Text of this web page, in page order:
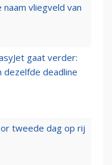
vliegveld van
gaat verder:
deadline
tweede dag op rij